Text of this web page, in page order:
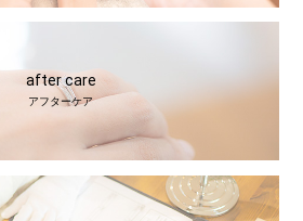
after care
アフターケア